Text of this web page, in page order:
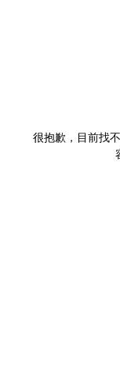
很抱歉，目前找